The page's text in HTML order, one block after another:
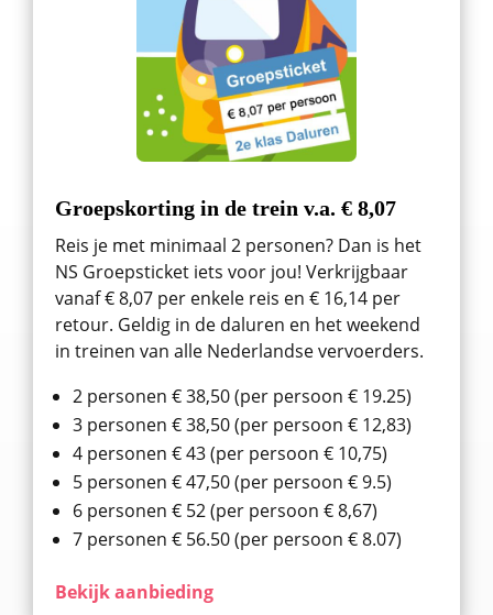
Groepskorting in de trein v.a. € 8,07
Reis je met minimaal 2 personen? Dan is het
NS Groepsticket iets voor jou! Verkrijgbaar
vanaf € 8,07 per enkele reis en € 16,14 per
retour. Geldig in de daluren en het weekend
in treinen van alle Nederlandse vervoerders.
2 personen € 38,50 (per persoon € 19.25)
3 personen € 38,50 (per persoon € 12,83)
4 personen € 43 (per persoon € 10,75)
5 personen € 47,50 (per persoon € 9.5)
6 personen € 52 (per persoon € 8,67)
7 personen € 56.50 (per persoon € 8.07)
Bekijk aanbieding